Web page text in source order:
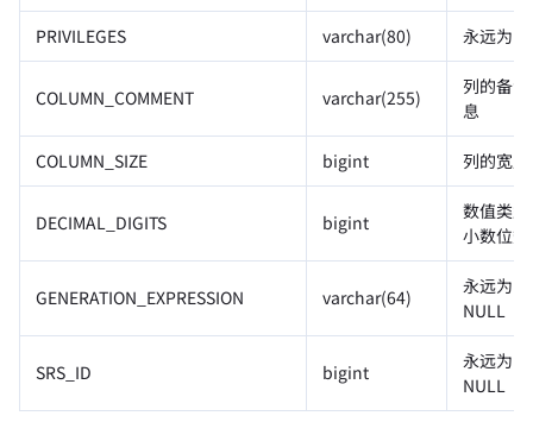
PRIVILEGES varchar(80) 永远为空
COLUMN_COMMENT varchar(255)
列的备
息
COLUMN_SIZE bigint 列的宽度
DECIMAL_DIGITS bigint
数值类
小数位数
GENERATION_EXPRESSION varchar(64)
永远为
NULL
SRS_ID bigint
永远为
NULL